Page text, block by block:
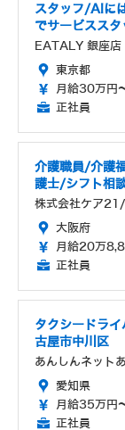
スタッフ/AIに
でサービスス
EATALY 銀座店
東京都
月給30万円
正社員
介護職員/介護
護士/シフト相
株式会社ケア
大阪府
月給20万
正社員
タクシードラ
古屋市中川区
あんしんネット
愛知県
月給35万円
正社員